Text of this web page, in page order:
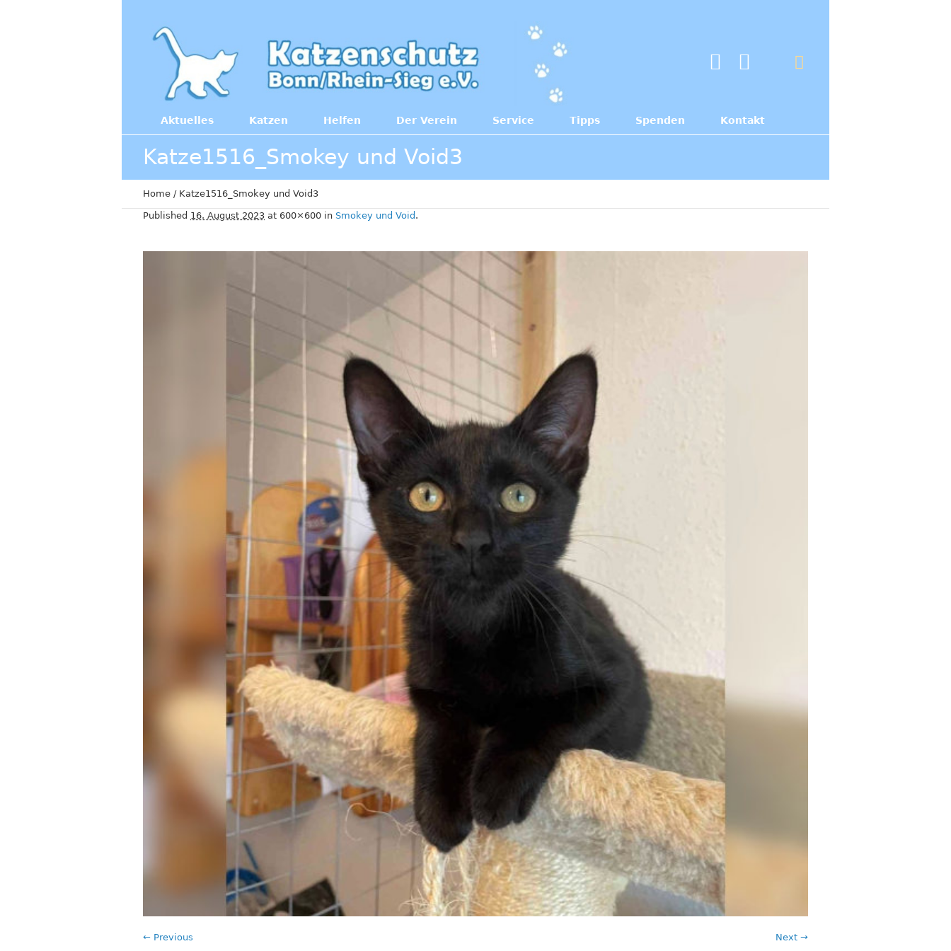
Aktuelles Katzen Helfen Der Verein Service Tipps Spenden Kontakt
Katze1516_Smokey und Void3
Home / Katze1516_Smokey und Void3
Published 16. August 2023 at 600×600 in Smokey und Void .
← Previous Next →